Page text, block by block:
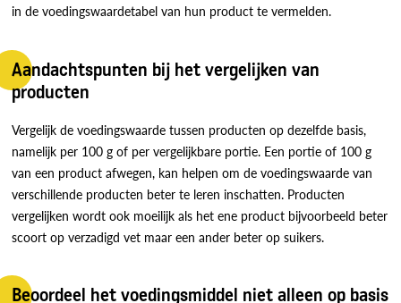
in de voedingswaardetabel van hun product te vermelden.
Aandachtspunten bij het vergelijken van
producten
Vergelijk de voedingswaarde tussen producten op dezelfde basis,
namelijk per 100 g of per vergelijkbare portie. Een portie of 100 g
van een product afwegen, kan helpen om de voedingswaarde van
verschillende producten beter te leren inschatten. Producten
vergelijken wordt ook moeilijk als het ene product bijvoorbeeld beter
scoort op verzadigd vet maar een ander beter op suikers.
Beoordeel het voedingsmiddel niet alleen op basis